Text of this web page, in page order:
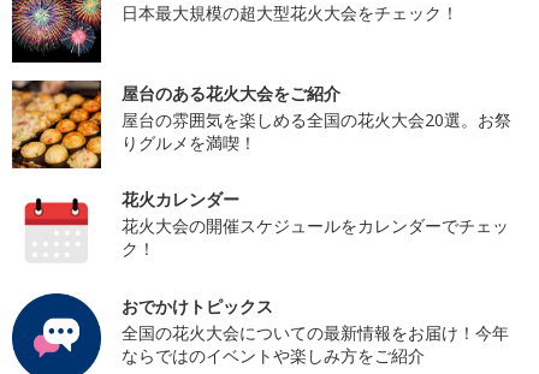
日本最大規模の超大型花火大会をチェック！
屋台のある花火大会をご紹介
屋台の雰囲気を楽しめる全国の花火大会20選。お祭
りグルメを満喫！
花火カレンダー
花火大会の開催スケジュールをカレンダーでチェッ
ク！
おでかけトピックス
全国の花火大会についての最新情報をお届け！今年
ならではのイベントや楽しみ方をご紹介